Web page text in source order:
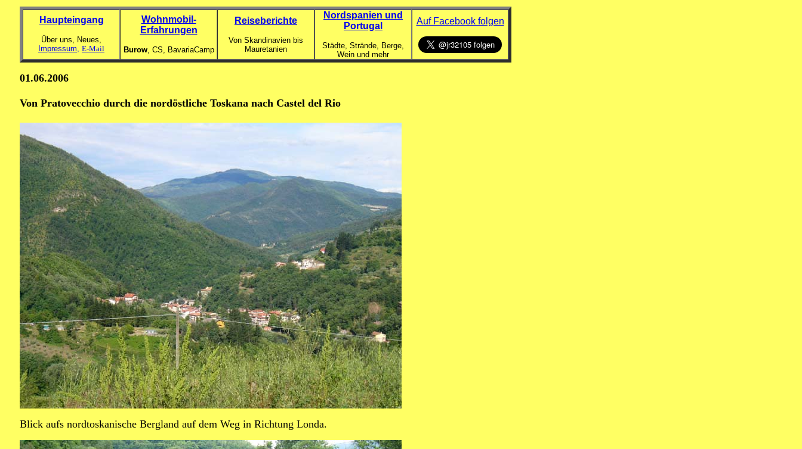
Haupteingang
Über uns, Neues,
Impressum, E-Mail
Wohnmobil-
Erfahrungen
Burow, CS, BavariaCamp
Reiseberichte
Von Skandinavien bis
Mauretanien
Nordspanien und
Portugal
Städte, Strände, Berge,
Wein und mehr
Auf Facebook folgen
01.06.2006
Von Pratovecchio durch die nordöstliche Toskana nach Castel del Rio
Blick aufs nordtoskanische Bergland auf dem Weg in Richtung Londa.